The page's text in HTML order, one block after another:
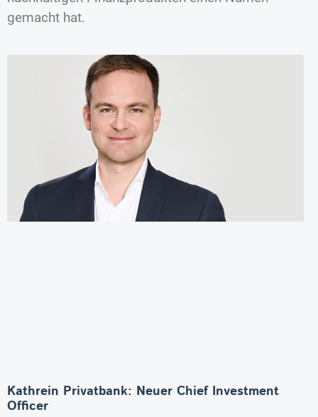
gemacht hat.
Kathrein Privatbank: Neuer Chief Investment
Officer